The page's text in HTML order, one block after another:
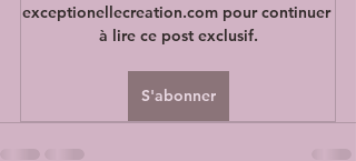
exceptionellecreation.com pour continuer
à lire ce post exclusif.
S'abonner